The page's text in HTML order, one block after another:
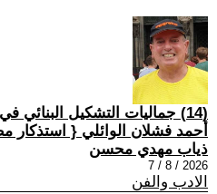
(14) جماليات التشكيل البنائي
أحمد فشلان الوائلي { استذكار
ذياب مهدي محسن
2026 / 8 / 7
الادب والفن